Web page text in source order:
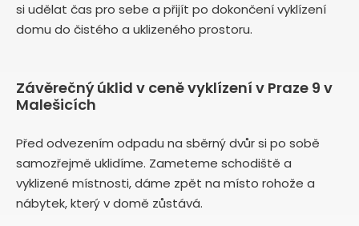
si udělat čas pro sebe a přijít po dokončení vyklízení
domu do čistého a uklizeného prostoru.
Závěrečný úklid v ceně vyklízení v Praze 9 v
Malešicích
Před odvezením odpadu na sběrný dvůr si po sobě
samozřejmě uklidíme. Zameteme schodiště a
vyklizené místnosti, dáme zpět na místo rohože a
nábytek, který v domě zůstává.